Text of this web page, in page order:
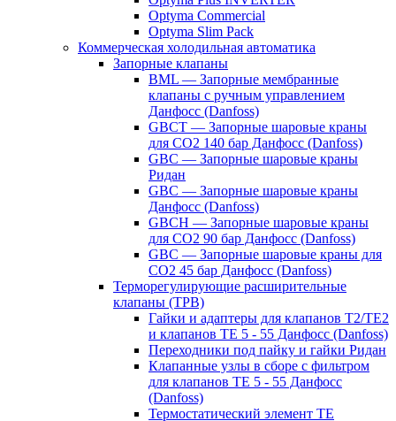
Optyma Commercial
Optyma Slim Pack
Коммерческая холодильная автоматика
Запорные клапаны
BML — Запорные мембранные
клапаны с ручным управлением
Данфосс (Danfoss)
GBCT — Запорные шаровые краны
для CO2 140 бар Данфосс (Danfoss)
GBC — Запорные шаровые краны
Ридан
GBC — Запорные шаровые краны
Данфосс (Danfoss)
GBCH — Запорные шаровые краны
для CO2 90 бар Данфосс (Danfoss)
GBC — Запорные шаровые краны для
CO2 45 бар Данфосс (Danfoss)
Терморегулирующие расширительные
клапаны (ТРВ)
Гайки и адаптеры для клапанов T2/TE2
и клапанов TE 5 - 55 Данфосс (Danfoss)
Переходники под пайку и гайки Ридан
Клапанные узлы в сборе с фильтром
для клапанов TE 5 - 55 Данфосс
(Danfoss)
Термостатический элемент TE